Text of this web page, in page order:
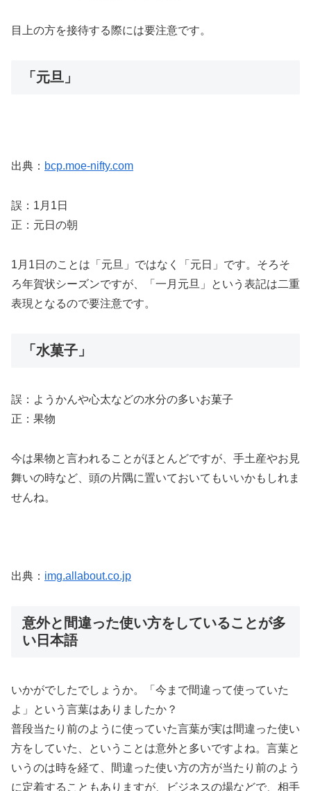
目上の方を接待する際には要注意です。
「元旦」
出典： bcp.moe-nifty.com
誤：1月1日
正：元日の朝
1月1日のことは「元旦」ではなく「元日」です。そろそ
ろ年賀状シーズンですが、「一月元旦」という表記は二重
表現となるので要注意です。
「水菓子」
誤：ようかんや心太などの水分の多いお菓子
正：果物
今は果物と言われることがほとんどですが、手土産やお見
舞いの時など、頭の片隅に置いておいてもいいかもしれま
せんね。
出典： img.allabout.co.jp
意外と間違った使い方をしていることが多
い日本語
いかがでしたでしょうか。「今まで間違って使っていた
よ」という言葉はありましたか？
普段当たり前のように使っていた言葉が実は間違った使い
方をしていた、ということは意外と多いですよね。言葉と
いうのは時を経て、間違った使い方の方が当たり前のよう
に定着することもありますが、ビジネスの場などで、相手